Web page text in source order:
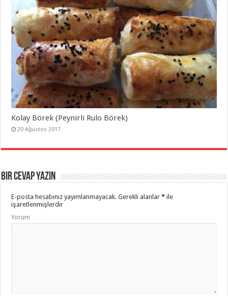
Kolay Börek (Peynirli Rulo Börek)
20 Ağustos 2017
Bir cevap yazın
E-posta hesabınız yayımlanmayacak. Gerekli alanlar* ile
işaretlenmişlerdir
Yorum